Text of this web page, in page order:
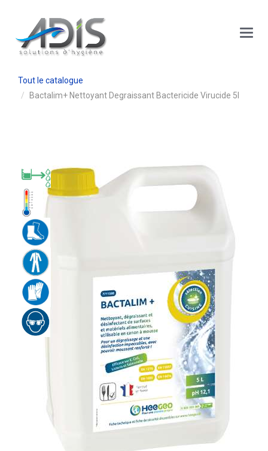
Main
Menu
Tout le catalogue
Bactalim+ Nettoyant Degraissant Bactericide Virucide 5l